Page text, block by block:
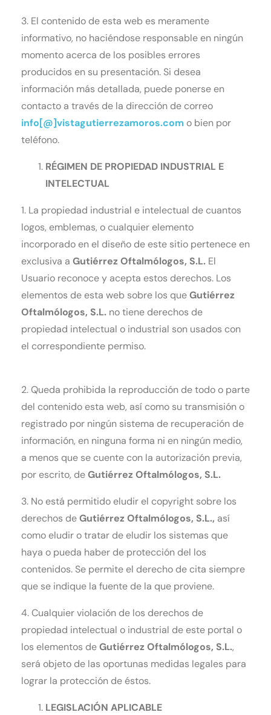
3. El contenido de esta web es meramente
informativo, no haciéndose responsable en ningún
momento acerca de los posibles errores
producidos en su presentación. Si desea
información más detallada, puede ponerse en
contacto a través de la dirección de correo
info[@]vistagutierrezamoros.com o bien por
teléfono.
RÉGIMEN DE PROPIEDAD INDUSTRIAL E
INTELECTUAL
1. La propiedad industrial e intelectual de cuantos
logos, emblemas, o cualquier elemento
incorporado en el diseño de este sitio pertenece en
exclusiva a Gutiérrez Oftalmólogos, S.L. El
Usuario reconoce y acepta estos derechos. Los
elementos de esta web sobre los queGutiérrez
Oftalmólogos, S.L. no tiene derechos de
propiedad intelectual o industrial son usados con
el correspondiente permiso.
2. Queda prohibida la reproducción de todo o parte
del contenido esta web, así como su transmisión o
registrado por ningún sistema de recuperación de
información, en ninguna forma ni en ningún medio,
a menos que se cuente con la autorización previa,
por escrito, deGutiérrez Oftalmólogos, S.L.
3. No está permitido eludir el copyright sobre los
derechos deGutiérrez Oftalmólogos, S.L., así
como eludir o tratar de eludir los sistemas que
haya o pueda haber de protección del los
contenidos. Se permite el derecho de cita siempre
que se indique la fuente de la que proviene.
4. Cualquier violación de los derechos de
propiedad intelectual o industrial de este portal o
los elementos deGutiérrez Oftalmólogos, S.L.,
será objeto de las oportunas medidas legales para
lograr la protección de éstos.
LEGISLACIÓN APLICABLE